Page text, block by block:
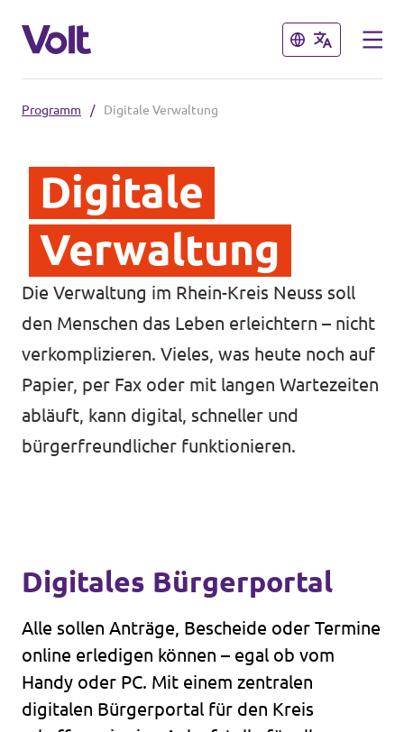
Schließen
Website von Volt NRW
Teams vor Ort in NRW
Volt in Deutschland
Website
Volt in deinem Bundesland
Volt Deutschland Merchandise Shop
Schließen
Programm
Über Volt
Menschen
Neuigkeiten
Unsere Events
Mache bei uns mit!
Deine Spende für Volt!
Jobs bei Volt
Programm / Digitale Verwaltung
Digitale
Verwaltung
Die Verwaltung im Rhein-Kreis Neuss soll
den Menschen das Leben erleichtern – nicht
verkomplizieren. Vieles, was heute noch auf
Papier, per Fax oder mit langen Wartezeiten
abläuft, kann digital, schneller und
bürgerfreundlicher funktionieren.
Digitales Bürgerportal
Alle sollen Anträge, Bescheide oder Termine
online erledigen können – egal ob vom
Handy oder PC. Mit einem zentralen
digitalen Bürgerportal für den Kreis